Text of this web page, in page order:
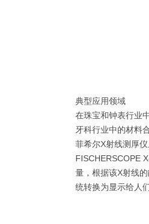
典型应用领域
在珠宝和钟表行业
牙科行业中的材料
菲希尔X射线测厚
FISCHERSCOPE
量，根据该X射线
统转换为显示给人